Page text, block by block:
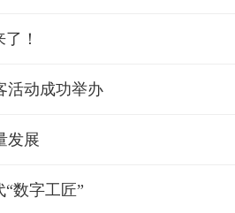
！
活动成功举办
发展
数字工匠”